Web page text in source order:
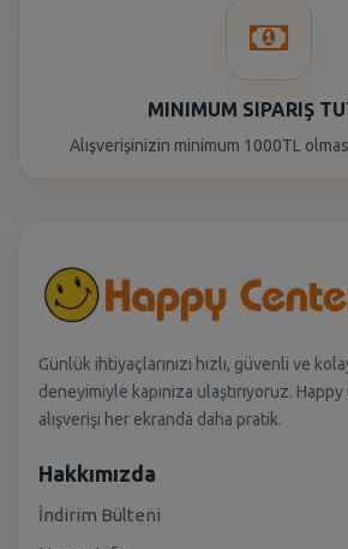
MINIMUM SIPARIŞ
Alışverişinizin minimum 1000TL
Günlük ihtiyaçlarınızı hızlı, güvenli ve
deneyimiyle kapınıza ulaştırıyoruz.
alışverişi her ekranda daha pratik.
Hakkımızda
İndirim Bülteni